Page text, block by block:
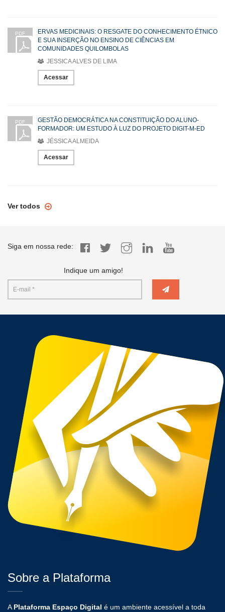
PDF
ERVAS MEDICINAIS: O RESGATE DO CONHECIMENTO ÉTNICO
E SUA INSERÇÃO NO ENSINO DE CIÊNCIAS EM
COMUNIDADES QUILOMBOLAS
JESSICA ALVES DE LIMA
Acessar
PDF
GESTÃO DEMOCRÁTICA NA CONSTITUIÇÃO DO ALUNO-
FORMADOR: UM ESTUDO À LUZ DO PROJETO DIGIT-M-ED
JÉSSICA ALMEIDA
Acessar
Ver todos
Siga em nossa rede:
Indique um amigo!
Sobre a Plataforma
A Plataforma Espaço Digital é um ambiente acessível a toda